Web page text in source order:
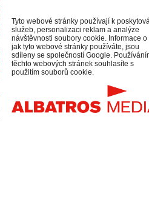
Tyto webové stránky používají k
služeb, personalizaci reklam a analýze
návštěvnosti soubory cookie. Informace o
jak tyto webové stránky používáte, jsou
sdíleny se společností Google.
těchto webových stránek souhlasíte s
použitím souborů cookie.